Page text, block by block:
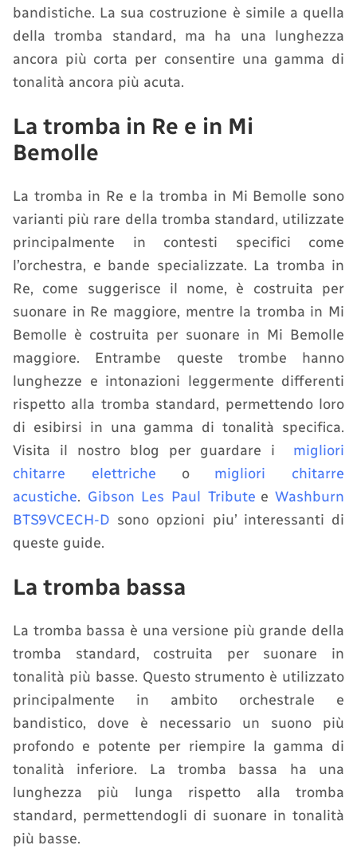
bandistiche. La sua costruzione è simile a quella
della tromba standard, ma ha una lunghezza
ancora più corta per consentire una gamma di
tonalità ancora più acuta.
La tromba in Re e in Mi
Bemolle
La tromba in Re e la tromba in Mi Bemolle sono
varianti più rare della tromba standard, utilizzate
principalmente in contesti specifici come
l’orchestra, e bande specializzate. La tromba in
Re, come suggerisce il nome, è costruita per
suonare in Re maggiore, mentre la tromba in Mi
Bemolle è costruita per suonare in Mi Bemolle
maggiore. Entrambe queste trombe hanno
lunghezze e intonazioni leggermente differenti
rispetto alla tromba standard, permettendo loro
di esibirsi in una gamma di tonalità specifica.
Visita il nostro blog per guardare i migliori
chitarre elettriche o migliori chitarre
acustiche. Gibson Les Paul TributeeWashburn
BTS9VCECH-D sono opzioni piu’ interessanti di
queste guide.
La tromba bassa
La tromba bassa è una versione più grande della
tromba standard, costruita per suonare in
tonalità più basse. Questo strumento è utilizzato
principalmente in ambito orchestrale e
bandistico, dove è necessario un suono più
profondo e potente per riempire la gamma di
tonalità inferiore. La tromba bassa ha una
lunghezza più lunga rispetto alla tromba
standard, permettendogli di suonare in tonalità
più basse.